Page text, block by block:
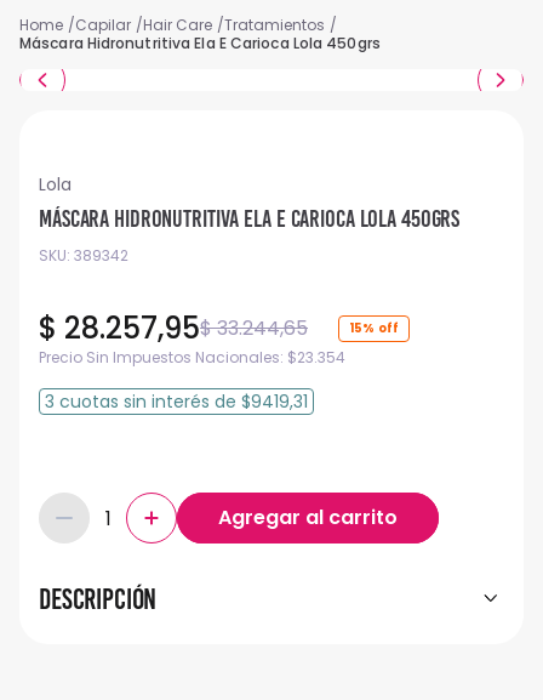
Capilar Hair Care Tratamientos
Máscara Hidronutritiva Ela E Carioca Lola 450grs
Lola
Máscara Hidronutritiva Ela E Carioca Lola 450grs
SKU: 389342
$33.244,65
$ 28.257,95 15%
Precio Sin Impuestos Nacionales: $23.354
3 cuotas sin interés de $9419,31
Descripción